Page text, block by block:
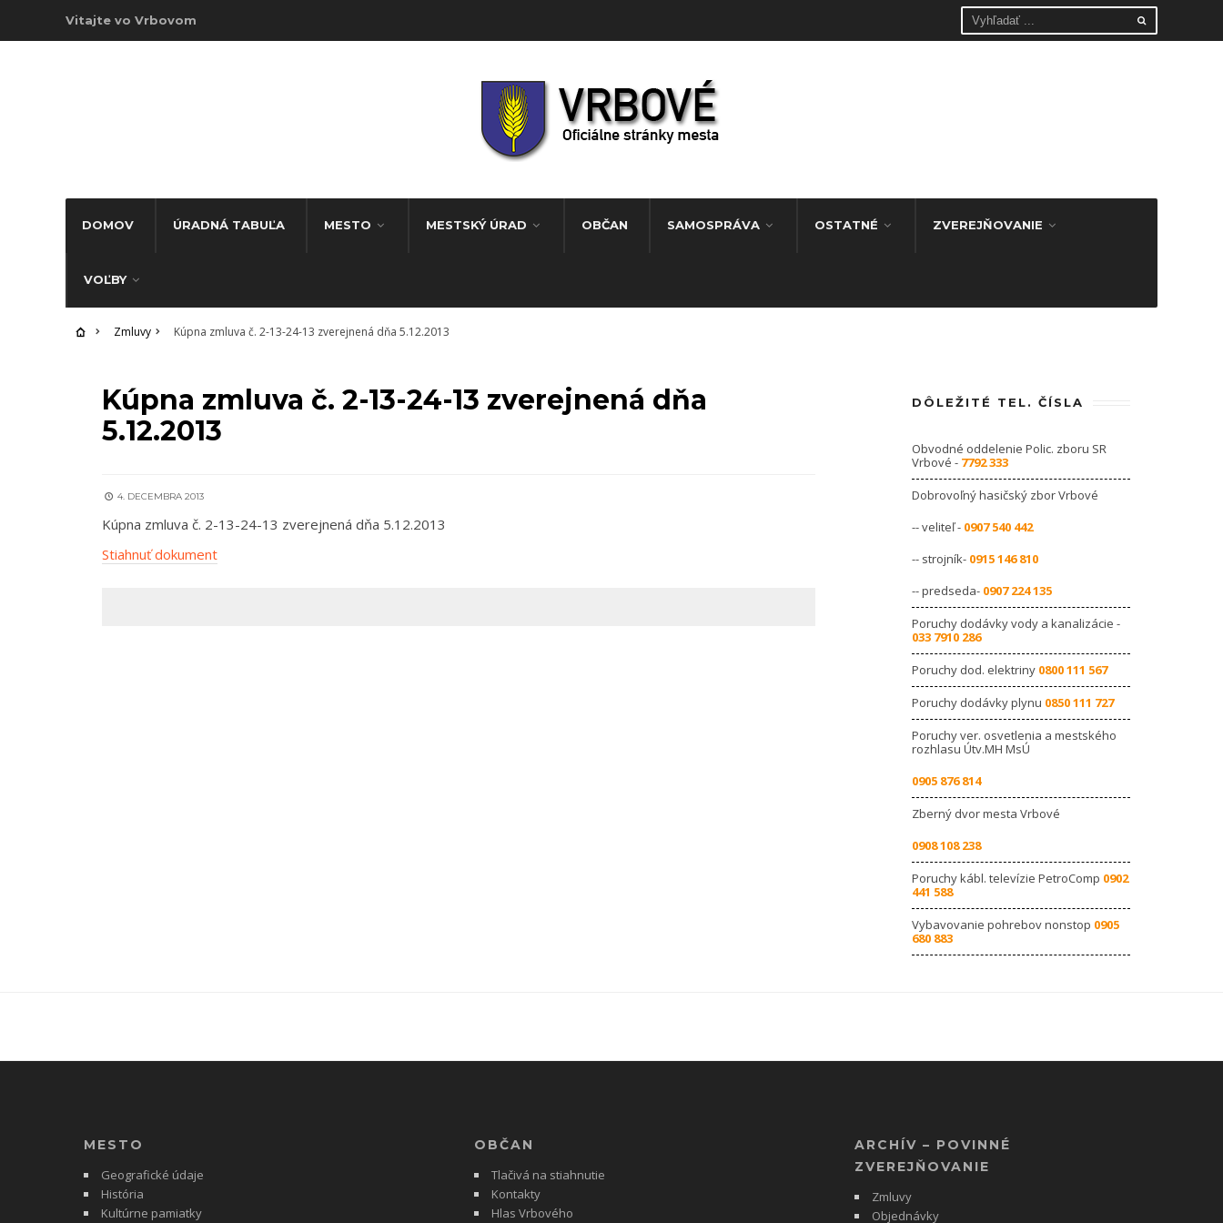
Vitajte vo Vrbovom
DOMOV ÚRADNÁ TABUĽA MESTO MESTSKÝ ÚRAD OBČAN SAMOSPRÁVA OSTATNÉ ZVEREJŇOVANIE
VOĽBY
Zmluvy Kúpna zmluva č. 2-13-24-13 zverejnená dňa 5.12.2013
ZMLUVY
Kúpna zmluva č. 2-13-24-13 zverejnená dňa
5.12.2013
4. DECEMBRA 2013
Kúpna zmluva č. 2-13-24-13 zverejnená dňa 5.12.2013
Stiahnuť dokument
DÔLEŽITÉ TEL. ČÍSLA
Obvodné oddelenie Polic. zboru SR
Vrbové - 7792 333
Dobrovoľný hasičský zbor Vrbové
-- veliteľ - 0907 540 442
-- strojník- 0915 146 810
-- predseda- 0907 224 135
Poruchy dodávky vody a kanalizácie -
033 7910 286
Poruchy dod. elektriny 0800 111 567
Poruchy dodávky plynu 0850 111 727
Poruchy ver. osvetlenia a mestského
rozhlasu Útv.MH MsÚ
0905 876 814
Zberný dvor mesta Vrbové
0908 108 238
Poruchy kábl. televízie PetroComp 0902
441 588
Vybavovanie pohrebov nonstop 0905
680 883
MESTO
Geografické údaje
História
Kultúrne pamiatky
OBČAN
Tlačivá na stiahnutie
Kontakty
Hlas Vrbového
ARCHÍV – POVINNÉ
ZVEREJŇOVANIE
Zmluvy
Objednávky